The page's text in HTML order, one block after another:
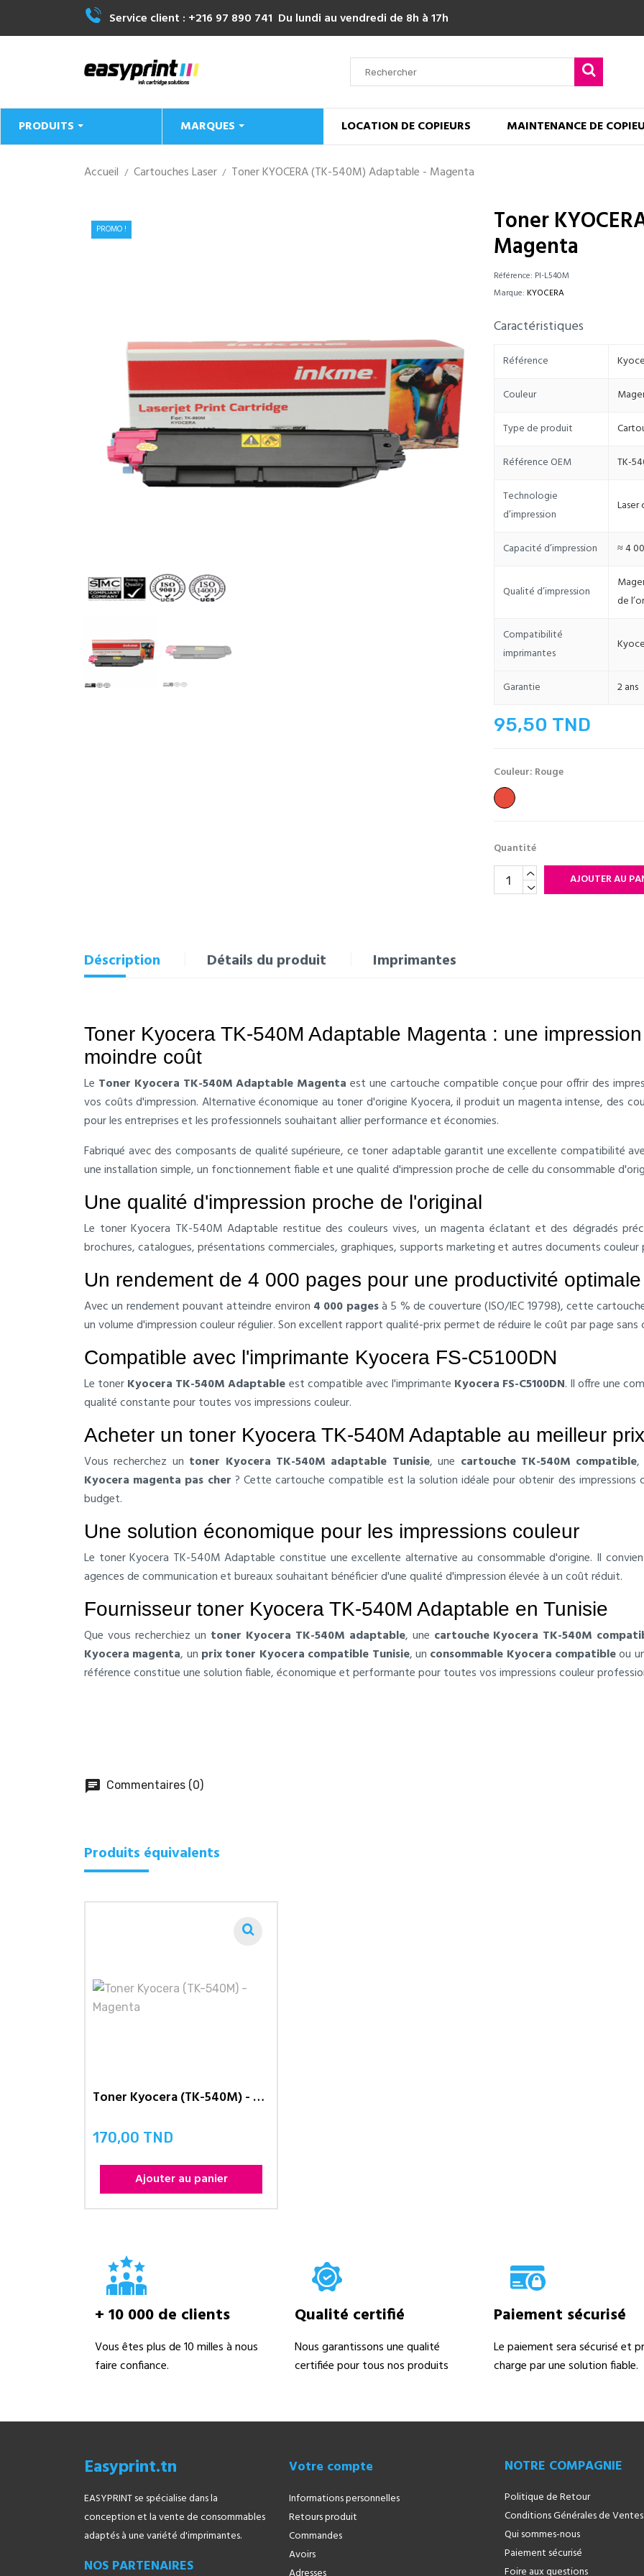
Service client : +216 97 890 741 Du lundi au vendredi de 8h à 17h
PRODUITS MARQUES LOCATION DE COPIEURS MAINTENANCE DE
Accueil Cartouches Laser Toner KYOCERA (TK-540M) Adaptable - Magenta
PROMO ! Toner
Magenta
Référence: PI-L540M
Marque: KYOCERA
Caractéristiques
Référence
Couleur
Type de produit
Référence OEM TK-
Technologie
d’impression
Laser
Capacité d’impression ≈ 4
Qualité d’impression
de
Compatibilité
imprimantes
Garantie 2 ans
95,50 TND
Couleur: Rouge
Rouge
Quantité
AJOUTER AU
Déscription Détails du produit Imprimantes
Toner Kyocera TK-540M Adaptable Magenta : une
moindre coût
Le Toner Kyocera TK-540M Adaptable Magenta est une cartouche compatible conçue pour offrir des
vos coûts d'impression. Alternative économique au toner d'origine Kyocera, il produit un magenta intense, des
pour les entreprises et les professionnels souhaitant allier performance et économies.
Fabriqué avec des composants de qualité supérieure, ce toner adaptable garantit une excellente compatibilité
une installation simple, un fonctionnement fiable et une qualité d'impression proche de celle du consommable
Une qualité d'impression proche de l'original
Le toner Kyocera TK-540M Adaptable restitue des couleurs vives, un magenta éclatant et des dégradés
brochures, catalogues, présentations commerciales, graphiques, supports marketing et autres documents couleur
Un rendement de 4 000 pages pour une productivité optimale
Avec un rendement pouvant atteindre environ 4 000 pagesà 5 % de couverture (ISO/IEC 19798), cette
un volume d'impression couleur régulier. Son excellent rapport qualité-prix permet de réduire le coût par page
Compatible avec l'imprimante Kyocera FS-C5100DN
Le tonerKyocera TK-540M Adaptableest compatible avec l'imprimante Kyocera FS-C5100DN. Il offre une
qualité constante pour toutes vos impressions couleur.
Acheter un toner Kyocera TK-540M Adaptable au meilleur
Vous recherchez un toner Kyocera TK-540M adaptable Tunisie, une cartouche TK-540M compatible,
Kyocera magenta pas cher ? Cette cartouche compatible est la solution idéale pour obtenir des
budget.
Une solution économique pour les impressions couleur
Le toner Kyocera TK-540M Adaptable constitue une excellente alternative au consommable d'origine. Il
agences de communication et bureaux souhaitant bénéficier d'une qualité d'impression élevée à un coût réduit.
Fournisseur toner Kyocera TK-540M Adaptable en Tunisie
Que vous recherchiez un toner Kyocera TK-540M adaptable, une cartouche Kyocera TK-540M
Kyocera magenta, un prix toner Kyocera compatible Tunisie, un consommable Kyocera compatibleou
référence constitue une solution fiable, économique et performante pour toutes vos impressions couleur
chat Commentaires (0)
Produits équivalents
Toner Kyocera (TK-540M) - Magenta
Prix
170,00 TND
Ajouter au panier
+ 10 000 de clients
Vous êtes plus de 10 milles à nous
faire confiance.
Qualité certifié
Nous garantissons une qualité
certifiée pour tous nos produits
Paiement sécurisé
Le paiement sera sécurisé et
charge par une solution fiable.
Easyprint.tn
EASYPRINT se spécialise dans la
conception et la vente de consommables
adaptés à une variété d'imprimantes.
NOS PARTENAIRES
Votre compte
Informations personnelles
Retours produit
Commandes
Avoirs
NOTRE COMPAGNIE
Politique de Retour
Conditions Générales de Ventes
Qui sommes-nous
Paiement sécurisé
Foire aux questions